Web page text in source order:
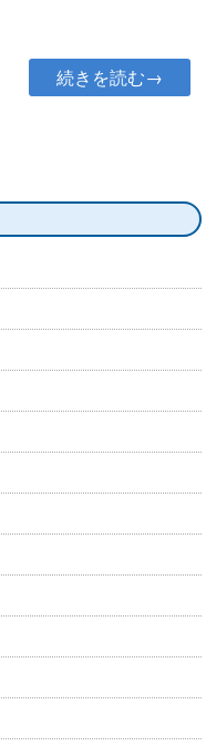
続きを読む→